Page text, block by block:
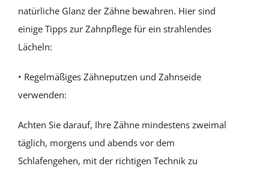
natürliche Glanz der Zähne bewahren. Hier sind
einige Tipps zur Zahnpflege für ein strahlendes
Lächeln:
• Regelmäßiges Zähneputzen und Zahnseide
verwenden:
Achten Sie darauf, Ihre Zähne mindestens zweimal
täglich, morgens und abends vor dem
Schlafengehen, mit der richtigen Technik zu